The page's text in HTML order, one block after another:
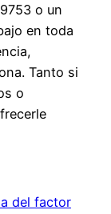
o un
en toda
Tanto si
o
del factor